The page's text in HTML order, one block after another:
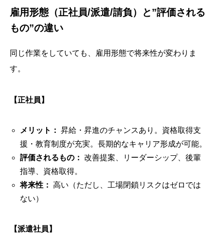
雇用形態（正社員/派遣/請負）と”評価される
もの”の違い
同じ作業をしていても、雇用形態で将来性が変わりま
す。
【正社員】
メリット： 昇給・昇進のチャンスあり。資格取得支
援・教育制度が充実。長期的なキャリア形成が可能。
評価されるもの： 改善提案、リーダーシップ、後輩
指導、資格取得。
将来性： 高い（ただし、工場閉鎖リスクはゼロでは
ない）
【派遣社員】